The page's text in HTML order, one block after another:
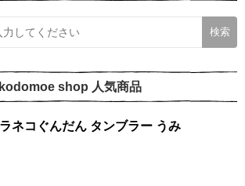
kodomoe shop 人気商品
ノラネコぐんだん タンブラー うみ